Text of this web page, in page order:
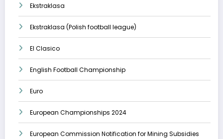
Ekstraklasa
Ekstraklasa (Polish football league)
El Clasico
English Football Championship
Euro
European Championships 2024
European Commission Notification for Mining Subsidies